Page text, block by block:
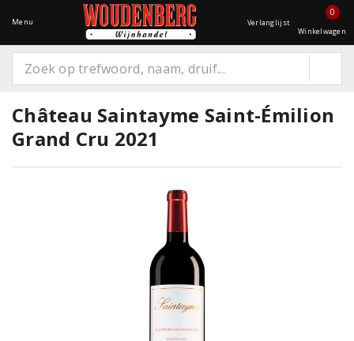
Menu Verlanglijst
0
Winkelwagen
Château Saintayme Saint-Émilion
Grand Cru 2021